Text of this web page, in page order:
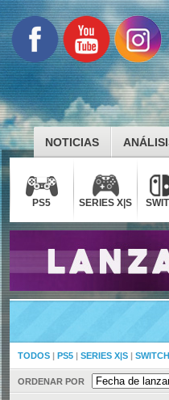
NOTICIAS
PS5 SERIES X|S
TODOS | PS5 | SERIES X|S |
ORDENAR POR